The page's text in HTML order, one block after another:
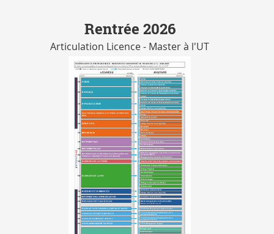
Rentrée 2026
Articulation Licence - Master à l'UT